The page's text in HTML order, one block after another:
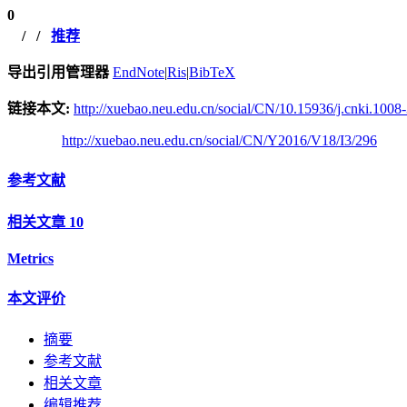
0
/ / 推荐
导出引用管理器 EndNote|Ris|BibTeX
链接本文: http://xuebao.neu.edu.cn/social/CN/10.15936/
http://xuebao.neu.edu.cn/social/CN/Y2016/V18/I3/296
参考文献
相关文章 10
Metrics
本文评价
摘要
参考文献
相关文章